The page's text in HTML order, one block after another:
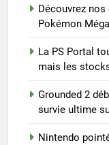
Découvrez
Pokémon
La PS Portal
mais les
Grounded 2
survie ultime
Nintendo